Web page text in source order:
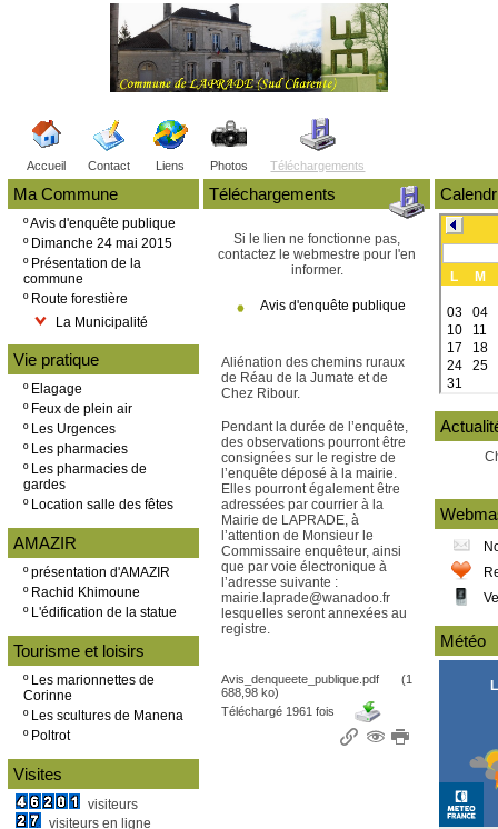
Accueil Contact Liens Photos Téléchargements
Ma Commune
ºAvis d'enquête publique
º Dimanche 24 mai 2015
º Présentation de la
commune
º Route forestière
La Municipalité
Vie pratique
º Elagage
º Feux de plein air
º Les Urgences
º Les pharmacies
º Les pharmacies de
gardes
º Location salle des fêtes
AMAZIR
ºprésentation d'AMAZIR
º Rachid Khimoune
º L'édification de la statue
Tourisme et loisirs
º Les marionnettes de
Corinne
º Les scultures de Manena
º Poltrot
Visites
visiteurs
visiteurs en ligne
Téléchargements
Si le lien ne fonctionne pas,
contactez le webmestre pour l'en
informer.
Avis d'enquête publique
Aliénation des chemins ruraux
de Réau de la Jumate et de
Chez Ribour.
Pendant la durée de l’enquête,
des observations pourront être
consignées sur le registre de
l’enquête déposé à la mairie.
Elles pourront également être
adressées par courrier à la
Mairie de LAPRADE, à
l’attention de Monsieur le
Commissaire enquêteur, ainsi
que par voie électronique à
l’adresse suivante :
mairie.laprade@wanadoo.fr
lesquelles seront annexées au
registre.
Avis_denqueete_publique.pdf
(1
688,98 ko)
Téléchargé 1961 fois
Météo